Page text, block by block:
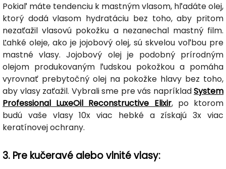
Pokiaľ máte tendenciu k mastným vlasom, hľadáte olej,
ktorý dodá vlasom hydratáciu bez toho, aby pritom
nezaťažil vlasovú pokožku a nezanechal mastný film.
Ľahké oleje, ako je jojobový olej, sú skvelou voľbou pre
mastné vlasy. Jojobový olej je podobný prírodným
olejom produkovaným ľudskou pokožkou a pomáha
vyrovnať prebytočný olej na pokožke hlavy bez toho,
aby vlasy zaťažil. Vybrali sme pre vás napríkladSystem
Professional LuxeOil Reconstructive Elixir, po ktorom
budú vaše vlasy 10x viac hebké a získajú 3x viac
keratínovej ochrany.
3. Pre kučeravé alebo vlnité vlasy: